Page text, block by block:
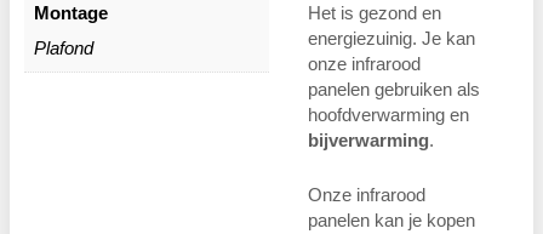
Montage
Plafond
Het is gezond en
energiezuinig. Je kan
onze infrarood
panelen gebruiken als
hoofdverwarming en
bijverwarming.
Onze infrarood
panelen kan je kopen